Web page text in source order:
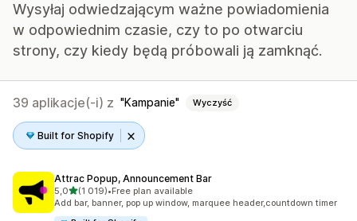
Wysyłaj odwiedzającym ważne powiadomienia
w odpowiednim czasie, czy to po otwarciu
strony, czy kiedy będą próbowali ją zamknąć.
39 aplikacje(-i) z Kampanie Wyczyść
Built for Shopify
Attrac Popup, Announcement Bar
5,0na 5 gwiazdek
(1 019)
Łączna liczba recenzji: 1019
•Free plan available
Add bar, banner, pop up window, marquee header,countdown timer